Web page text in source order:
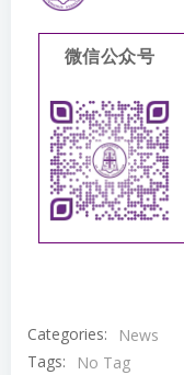
微信公众号
Categories:
News
Tags:
No Tag